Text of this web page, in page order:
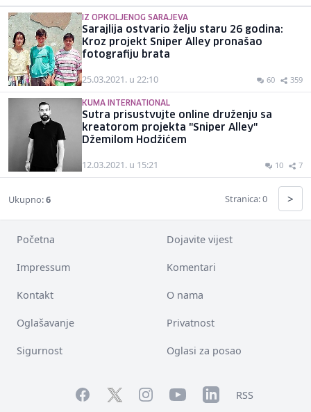
IZ OPKOLJENOG SARAJEVA
Sarajlija ostvario želju staru 26 godina:
Kroz projekt Sniper Alley pronašao
fotografiju brata
25.03.2021. u 22:10 60 359
KUMA INTERNATIONAL
Sutra prisustvujte online druženju sa
kreatorom projekta "Sniper Alley"
Džemilom Hodžićem
12.03.2021. u 15:21 10 7
Ukupno:6 Stranica: 0 >
Početna Dojavite vijest
Impressum Komentari
Kontakt O nama
Oglašavanje Privatnost
Sigurnost Oglasi za posao
FacebookTwitterInstagramYouTubeLinkedInRSS